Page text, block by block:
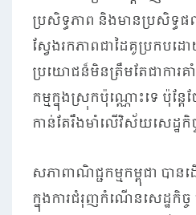
ប្រសិទ្ធភាព និងមានប្រសិទ្
ស្វែងរកភាពជាដៃគូប្រកប
ប្រយោជន៏មិនត្រឹមតែជាការគ
កម្មក្នុងស្រុកប៉ុណ្ណោះទេ ប៉ុន្ត
កាន់តែរឹងមាំលើវិស័យសេដ្ឋកិច្
សភាពាណិជ្ជកម្មកម្ពុជា បានដ
ក្នុងការជំរុញកំណើនសេដ្ឋកិ